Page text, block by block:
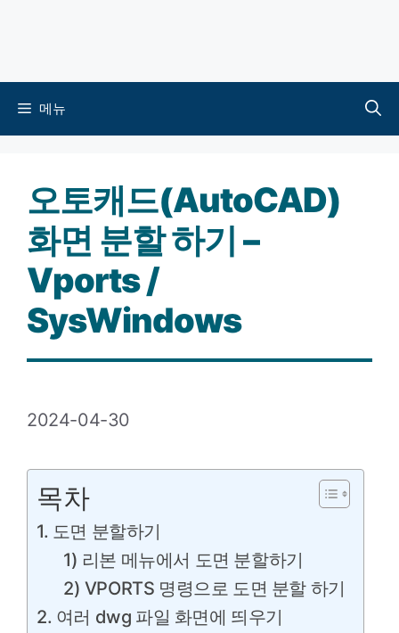
메뉴
오토캐드(AutoCAD)
화면 분할 하기 –
Vports /
SysWindows
2024-04-30
목차
1. 도면 분할하기
1) 리본 메뉴에서 도면 분할하기
2) VPORTS 명령으로 도면 분할 하기
2. 여러 dwg 파일 화면에 띄우기